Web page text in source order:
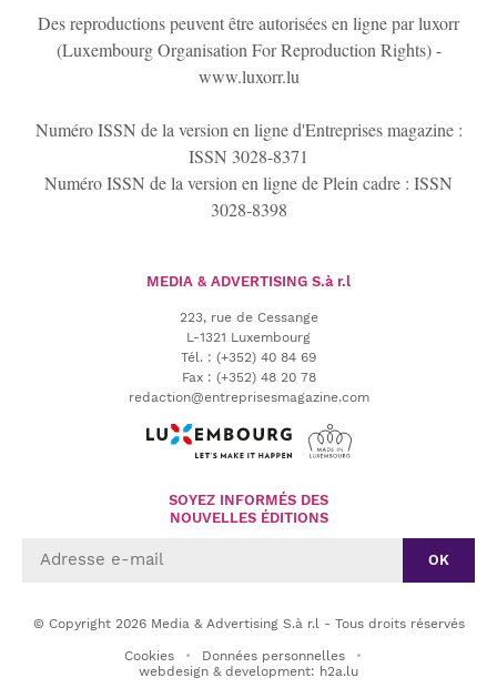
Des reproductions peuvent être autorisées en ligne par luxorr
(Luxembourg Organisation For Reproduction Rights) -
www.luxorr.lu
Numéro ISSN de la version en ligne d'Entreprises magazine :
ISSN 3028-8371
Numéro ISSN de la version en ligne de Plein cadre : ISSN
3028-8398
MEDIA & ADVERTISING S.à r.l
223, rue de Cessange
L-1321 Luxembourg
Tél. : (+352) 40 84 69
Fax : (+352) 48 20 78
redaction@entreprisesmagazine.com
SOYEZ INFORMÉS DES
NOUVELLES ÉDITIONS
OK
© Copyright 2026 Media & Advertising S.à r.l - Tous droits réservés
Cookies
Données personnelles
webdesign & development: h2a.lu